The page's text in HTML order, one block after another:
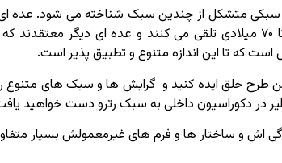
سبکی متشکل از چندین سبک شناخته می شود. عده ای
در دکوراسیون داخلی در دهه های ۵۰ تا ۷۰ میلادی تلقی می کنند و عده ای
که تا این اندازه متنوع و تطبیق پذیر است.
این طرح خلق ایده کنید و گرایش ها و سبک های متنوع
در دکوراسیون داخلی به سبک رترو دست خواهید
اش و ساختار ها و فرم های غیرمعمولش بسیار